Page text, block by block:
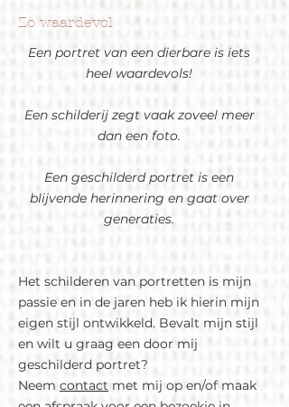
Zo waardevol
Een portret van een dierbare is iets
heel waardevols!
Een schilderij zegt vaak zoveel meer
dan een foto.
Een geschilderd portret is een
blijvende herinnering en gaat over
generaties.
Het schilderen van portretten is mijn
passie en in de jaren heb ik hierin mijn
eigen stijl ontwikkeld. Bevalt mijn stijl
en wilt u graag een door mij
geschilderd portret?
Neem contact met mij op en/of maak